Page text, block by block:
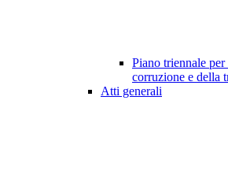
Piano triennale
corruzione e della
Atti generali